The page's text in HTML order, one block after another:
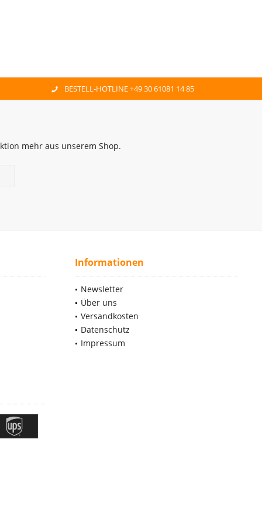
BESTELL-HOTLINE +49 30 61081 14 85
mehr aus unserem Shop.
Informationen
Newsletter
Über uns
Versandkosten
Datenschutz
Impressum